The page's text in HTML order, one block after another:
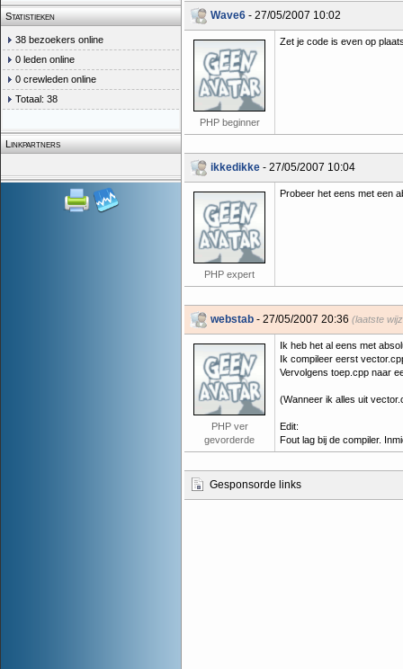
Statistieken
38 bezoekers online
0 leden online
0 crewleden online
Totaal: 38
Linkpartners
Wave6 - 27/05/2007 10:02
PHP beginner
Zet je code is even op
ikkedikke - 27/05/2007 10:04
PHP expert
Probeer het eens met een
webstab - 27/05/2007 20:36 (laatste
PHP ver
gevorderde
Ik heb het al eens met
Ik compileer eerst
Vervolgens toep.cpp naar
(Wanneer ik alles uit
Edit:
Fout lag bij de compiler.
Gesponsorde links